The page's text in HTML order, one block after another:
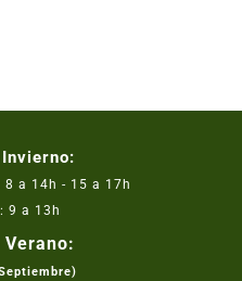
8 a 14h - 15 a 17h
: 9 a 13h
Verano: